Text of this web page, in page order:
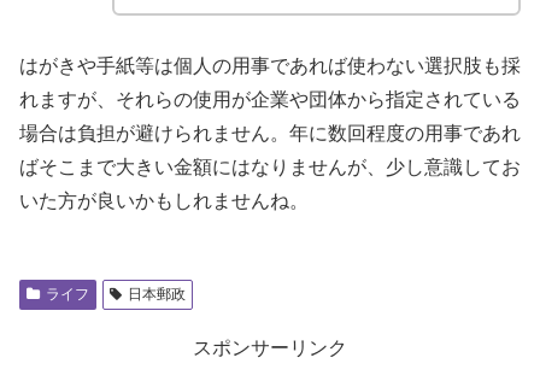
はがきや手紙等は個人の用事であれば使わない選択肢も採
れますが、それらの使用が企業や団体から指定されている
場合は負担が避けられません。年に数回程度の用事であれ
ばそこまで大きい金額にはなりませんが、少し意識してお
いた方が良いかもしれませんね。
ライフ 日本郵政
スポンサーリンク